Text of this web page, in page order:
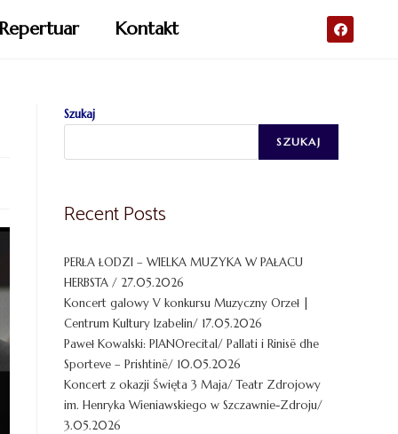
Repertuar Kontakt
Szukaj
SZUKAJ
Recent Posts
PERŁA ŁODZI – WIELKA MUZYKA W PAŁACU
HERBSTA / 27.05.2026
Koncert galowy V konkursu Muzyczny Orzeł |
Centrum Kultury Izabelin/ 17.05.2026
Paweł Kowalski: PIANOrecital/ Pallati i Rinisë dhe
Sporteve – Prishtinë/ 10.05.2026
Koncert z okazji Święta 3 Maja/ Teatr Zdrojowy
im. Henryka Wieniawskiego w Szczawnie-Zdroju/
3.05.2026